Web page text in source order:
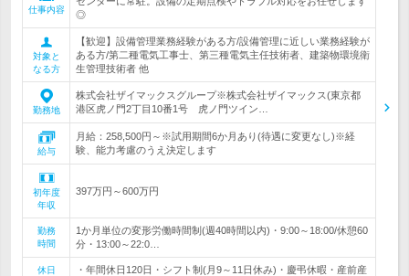
仕事内容
◎
対象と
なる方
【歓迎】設備管理業務経験がある方/設備管理に近しい業務経験が
ある方/第二種電気工事士、第三種電気主任技術者、建築物環境衛
生管理技術者 他
勤務地
株式会社ザイマックスグループ※株式会社ザイマックス(東京都
港区虎ノ門2丁目10番1号 虎ノ門ツイン…
給与
月給：258,500円～※試用期間6か月あり(待遇に変更なし)※経
験、能力考慮のうえ決定します
初年度
年収
397万円～600万円
勤務
時間
1か月単位の変形労働時間制(週40時間以内)・9:00～18:00/休憩60
分・13:00～22:0…
休日
・年間休日120日・シフト制(月9～11日休み)・慶弔休暇・産前産